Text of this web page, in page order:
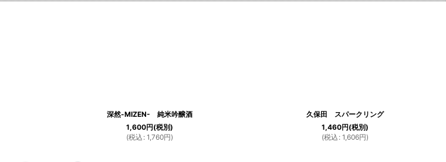
深然-MIZEN- 純米吟醸酒
1,600円(税別)
(税込 : 1,760円)
久保田 スパークリング
1,460円(税別)
(税込 : 1,606円)